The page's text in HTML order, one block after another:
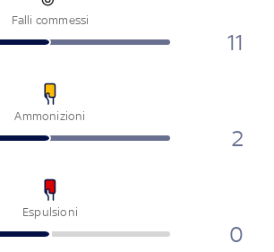
Falli commessi
11
Ammonizioni
2
Espulsioni
0